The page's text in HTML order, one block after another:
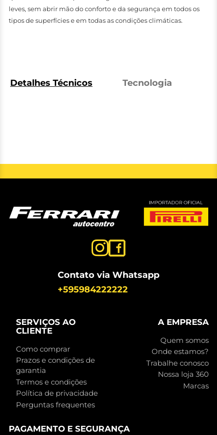
leves, sem abrir mão do conforto e da segurança em todos os
tipos de superfícies e em todas as condições climáticas.
Detalhes Técnicos Tecnologia
Contato via Whatsapp
+595984222222
SERVIÇOS AO
CLIENTE
Como comprar
Prazos e condições de
garantia
Termos e condições
Política de privacidade
Perguntas frequentes
A EMPRESA
Quem somos
Onde estamos?
Trabalhe conosco
Nossa loja 360
Marcas
PAGAMENTO E SEGURANÇA